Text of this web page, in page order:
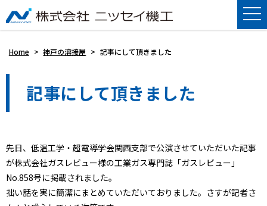
Home > 神戸の溶接屋 > 記事にして頂きました
記事にして頂きました
先日、低温工学・超電導学会関西支部で公演させていただいた記事
が株式会社ガスレビュー様の工業ガス専門誌「ガスレビュー」
No.858号に掲載されました。
拙い話を実に簡潔にまとめていただいておりました。さすが記者さ